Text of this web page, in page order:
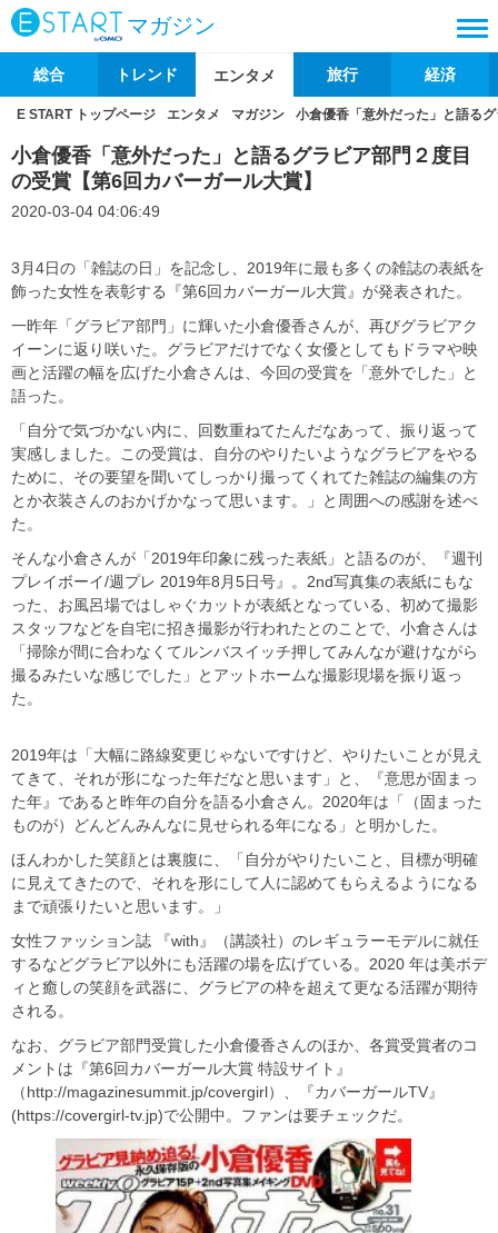
マガジン
総合 トレンド エンタメ 旅行 経済
E START トップページ エンタメ マガジン 小倉優香「意外だった」と語る
小倉優香「意外だった」と語るグラビア部門２度目
の受賞【第6回カバーガール大賞】
2020-03-04 04:06:49
3月4日の「雑誌の日」を記念し、2019年に最も多くの雑誌の表紙を
飾った女性を表彰する『第6回カバーガール大賞』が発表された。
一昨年「グラビア部門」に輝いた小倉優香さんが、再びグラビアク
イーンに返り咲いた。グラビアだけでなく女優としてもドラマや映
画と活躍の幅を広げた小倉さんは、今回の受賞を「意外でした」と
語った。
「自分で気づかない内に、回数重ねてたんだなあって、振り返って
実感しました。この受賞は、自分のやりたいようなグラビアをやる
ために、その要望を聞いてしっかり撮ってくれてた雑誌の編集の方
とか衣装さんのおかげかなって思います。」と周囲への感謝を述べ
た。
そんな小倉さんが「2019年印象に残った表紙」と語るのが、『週刊
プレイボーイ/週プレ 2019年8月5日号』。2nd写真集の表紙にもな
った、お風呂場ではしゃぐカットが表紙となっている、初めて撮影
スタッフなどを自宅に招き撮影が行われたとのことで、小倉さんは
「掃除が間に合わなくてルンバスイッチ押してみんなが避けながら
撮るみたいな感じでした」とアットホームな撮影現場を振り返っ
た。
2019年は「大幅に路線変更じゃないですけど、やりたいことが見え
てきて、それが形になった年だなと思います」と、『意思が固まっ
た年』であると昨年の自分を語る小倉さん。2020年は「（固まった
ものが）どんどんみんなに見せられる年になる」と明かした。
ほんわかした笑顔とは裏腹に、「自分がやりたいこと、目標が明確
に見えてきたので、それを形にして人に認めてもらえるようになる
まで頑張りたいと思います。」
女性ファッション誌 『with』（講談社）のレギュラーモデルに就任
するなどグラビア以外にも活躍の場を広げている。2020 年は美ボデ
ィと癒しの笑顔を武器に、グラビアの枠を超えて更なる活躍が期待
される。
なお、グラビア部門受賞した小倉優香さんのほか、各賞受賞者のコ
メントは『第6回カバーガール大賞 特設サイト』
（http://magazinesummit.jp/covergirl）、『カバーガールTV』
(https://covergirl-tv.jp)で公開中。ファンは要チェックだ。